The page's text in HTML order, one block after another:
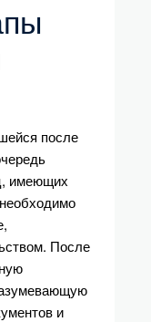
после
имеющих
После
и